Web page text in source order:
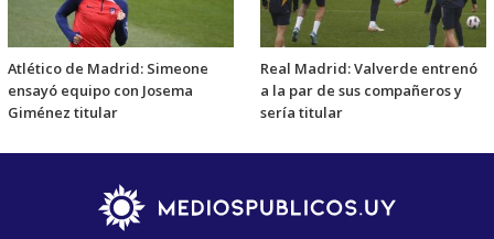
Atlético de Madrid: Simeone
ensayó equipo con Josema
Giménez titular
Real Madrid: Valverde entrenó
a la par de sus compañeros y
sería titular